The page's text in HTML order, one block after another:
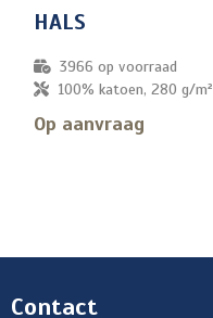
HALS
3966 op voorraad
100% katoen, 280 g/m²
Op aanvraag
Contact